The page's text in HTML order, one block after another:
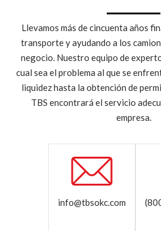
Llevamos más de cincuenta años
transporte y ayudando a los
negocio. Nuestro equipo de
cual sea el problema al que se
liquidez hasta la obtención de
TBS encontrará el servicio
empresa.
info@tbsokc.com